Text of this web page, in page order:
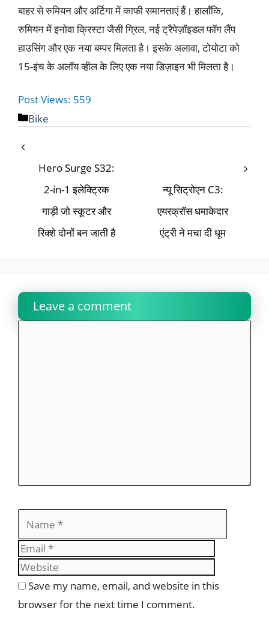
बाहर से रुमियन और अर्टिगा में काफी समानताएं हैं। हालाँकि,
रुमियन में इनोवा क्रिस्टा जैसी ग्रिल, नई ट्रैपेज़ॉइडल फॉग लैंप
हाउसिंग और एक नया बम्पर मिलता है। इसके अलावा, टोयोटा को
15-इंच के अलॉय व्हील के लिए एक नया डिज़ाइन भी मिलता है।
Post Views: 559
Bike
Hero Surge S32:
2-in-1 इलेक्ट्रिक
गाड़ी जो स्कूटर और
रिक्शे दोनों बन जाती है
न्यू सिट्रोएन C3:
एयरक्रॉस धमाकेदार
एंट्री ने मचा दी धूम
Leave a comment
Save my name, email, and website in this
browser for the next time I comment.